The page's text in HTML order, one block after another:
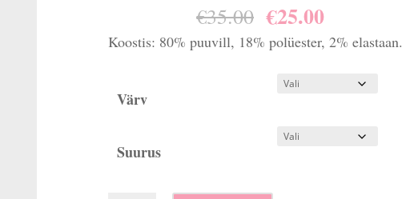
€35.00 Algne
hind
€35.00.
€25.00Praegune
hind
€25.00.
Koostis: 80% puuvill, 18% polüester, 2% elastaan.
Värv
Suurus